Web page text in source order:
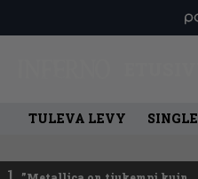
TULEVA LEVY SINGLE